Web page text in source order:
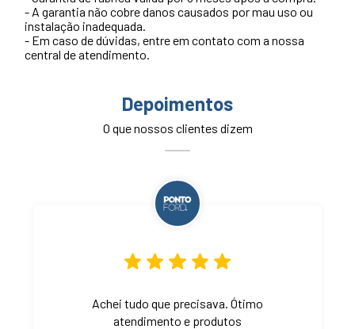
- A garantia não cobre danos causados por mau uso ou
instalação inadequada.
- Em caso de dúvidas, entre em contato com a nossa
central de atendimento.
Depoimentos
O que nossos clientes dizem
Achei tudo que precisava. Ótimo
atendimento e produtos